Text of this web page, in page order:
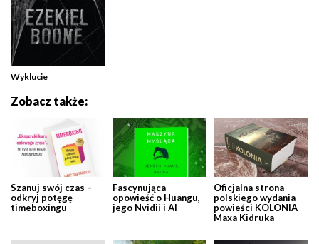
Wyklucie
Zobacz także:
Szanuj swój czas –
odkryj potęgę
timeboxingu
Fascynująca
opowieść o Huangu,
jego Nvidii i AI
Oficjalna strona
polskiego wydania
powieści KOLONIA
Maxa Kidruka